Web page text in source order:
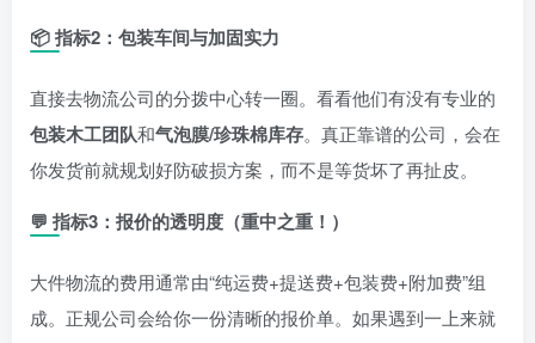
📦 指标2：包装车间与加固实力
直接去物流公司的分拨中心转一圈。看看他们有没有专业的
包装木工团队和气泡膜/珍珠棉库存。真正靠谱的公司，会在
你发货前就规划好防破损方案，而不是等货坏了再扯皮。
💬 指标3：报价的透明度（重中之重！）
大件物流的费用通常由“纯运费+提送费+包装费+附加费”组
成。正规公司会给你一份清晰的报价单。如果遇到一上来就